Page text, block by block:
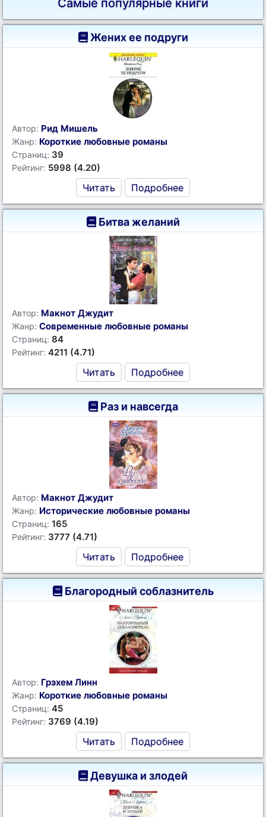
Самые популярные книги
Жених ее подруги
Автор: Рид Мишель
Жанр: Короткие любовные романы
Страниц: 39
Рейтинг: 5998 (4.20)
Читать Подробнее
Битва желаний
Автор: Макнот Джудит
Жанр: Современные любовные романы
Страниц: 84
Рейтинг: 4211 (4.71)
Читать Подробнее
Раз и навсегда
Автор: Макнот Джудит
Жанр: Исторические любовные романы
Страниц: 165
Рейтинг: 3777 (4.71)
Читать Подробнее
Благородный соблазнитель
Автор: Грэхем Линн
Жанр: Короткие любовные романы
Страниц: 45
Рейтинг: 3769 (4.19)
Читать Подробнее
Девушка и злодей